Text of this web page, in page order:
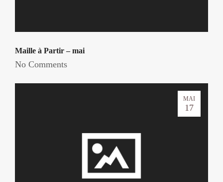
Maille à Partir – mai
No Comments
MAI
17